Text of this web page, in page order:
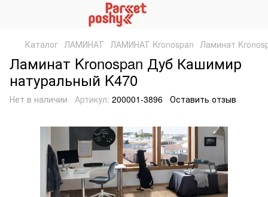
Каталог ЛАМИНАТ ЛАМИНАТ Kronospan Ламинат
Ламинат Kronospan Дуб Кашимир
натуральный K470
Нет в наличии Артикул: 200001-3896 Оставить отзыв